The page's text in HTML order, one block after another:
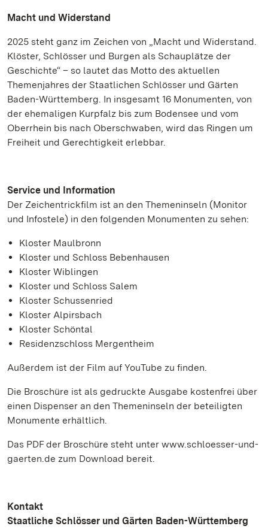
Macht und Widerstand
2025 steht ganz im Zeichen von „Macht und Widerstand.
Klöster, Schlösser und Burgen als Schauplätze der
Geschichte“ – so lautet das Motto des aktuellen
Themenjahres der Staatlichen Schlösser und Gärten
Baden-Württemberg. In insgesamt 16 Monumenten, von
der ehemaligen Kurpfalz bis zum Bodensee und vom
Oberrhein bis nach Oberschwaben, wird das Ringen um
Freiheit und Gerechtigkeit erlebbar.
Service und Information
Der Zeichentrickfilm ist an den Themeninseln (Monitor
und Infostele) in den folgenden Monumenten zu sehen:
Kloster Maulbronn
Kloster und Schloss Bebenhausen
Kloster Wiblingen
Kloster und Schloss Salem
Kloster Schussenried
Kloster Alpirsbach
Kloster Schöntal
Residenzschloss Mergentheim
Außerdem ist der Film auf YouTube zu finden.
Die Broschüre ist als gedruckte Ausgabe kostenfrei über
einen Dispenser an den Themeninseln der beteiligten
Monumente erhältlich.
Das PDF der Broschüre steht unter www.schloesser-und-
gaerten.de zum Download bereit.
Kontakt
Staatliche Schlösser und Gärten Baden-Württemberg